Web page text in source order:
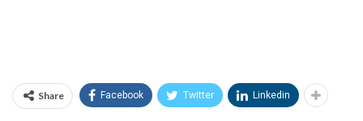
Share Facebook Twitter Linkedin